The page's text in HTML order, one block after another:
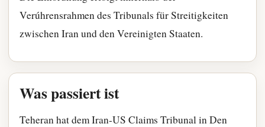
Verúhrensrahmen des Tribunals für Streitigkeiten
zwischen Iran und den Vereinigten Staaten.
Was passiert ist
Teheran hat dem Iran-US Claims Tribunal in Den